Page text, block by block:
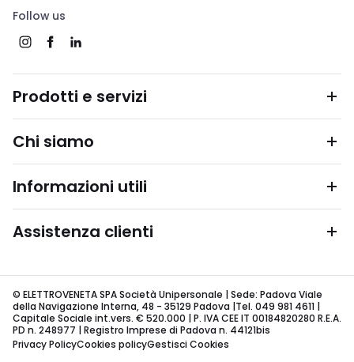
Follow us
Prodotti e servizi
Chi siamo
Informazioni utili
Assistenza clienti
© ELETTROVENETA SPA Società Unipersonale | Sede: Padova Viale
della Navigazione Interna, 48 - 35129 Padova |Tel. 049 981 4611 |
Capitale Sociale int.vers. € 520.000 | P. IVA CEE IT 00184820280 R.E.A.
PD n. 248977 | Registro Imprese di Padova n. 44121bis
Privacy PolicyCookies policyGestisci Cookies